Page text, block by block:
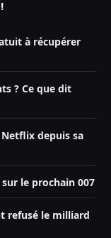
à récupérer
? Ce que dit
depuis sa
sur le prochain 007
refusé le milliard